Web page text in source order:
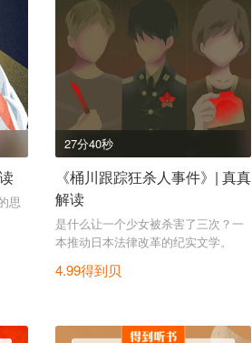
思
27分40秒
《桶川跟踪狂杀人事件》| 真真
解读
是什么让一个少女被杀害了三次？一
本推动日本法律改革的纪实文学。
4.99得到贝